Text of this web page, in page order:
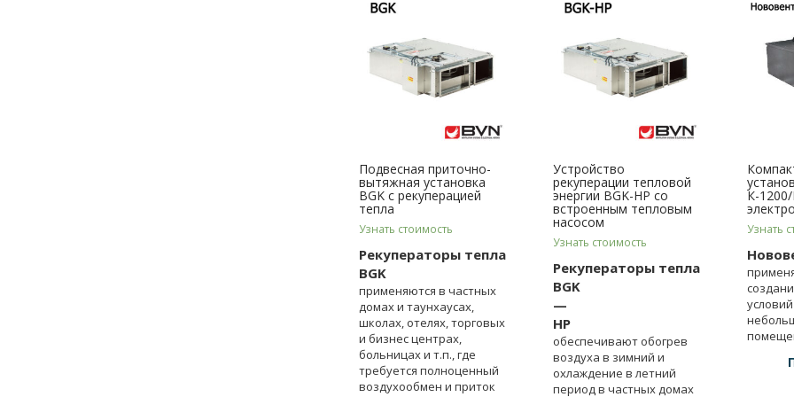
Подвесная приточно-
вытяжная установка
BGK с рекуперацией
тепла
Узнать стоимость
Рекуператоры тепла
BGK
применяются в частных
домах и таунхаусах,
школах, отелях, торговых
и бизнес центрах,
больницах и т.п., где
требуется полноценный
воздухообмен и приток
Устройство
рекуперации тепловой
энергии BGK-HP со
встроенным тепловым
насосом
Узнать стоимость
Рекуператоры тепла
BGK
—
HP
обеспечивают обогрев
воздуха в зимний и
охлаждение в летний
период в частных домах
К-1200/
Узнать